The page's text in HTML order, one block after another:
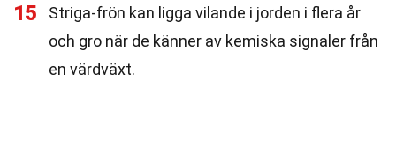
15
Striga-frön kan ligga vilande i jorden i flera år
och gro när de känner av kemiska signaler från
en värdväxt.